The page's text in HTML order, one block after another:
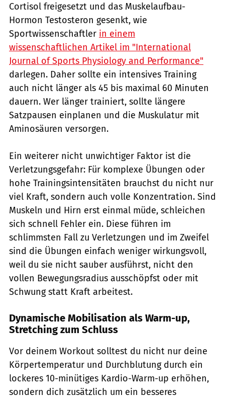
Cortisol freigesetzt und das Muskelaufbau-
Hormon Testosteron gesenkt, wie
Sportwissenschaftler in einem
wissenschaftlichen Artikel im "International
Journal of Sports Physiology and Performance"
darlegen. Daher sollte ein intensives Training
auch nicht länger als 45 bis maximal 60 Minuten
dauern. Wer länger trainiert, sollte längere
Satzpausen einplanen und die Muskulatur mit
Aminosäuren versorgen.
Ein weiterer nicht unwichtiger Faktor ist die
Verletzungsgefahr: Für komplexe Übungen oder
hohe Trainingsintensitäten brauchst du nicht nur
viel Kraft, sondern auch volle Konzentration. Sind
Muskeln und Hirn erst einmal müde, schleichen
sich schnell Fehler ein. Diese führen im
schlimmsten Fall zu Verletzungen und im Zweifel
sind die Übungen einfach weniger wirkungsvoll,
weil du sie nicht sauber ausführst, nicht den
vollen Bewegungsradius ausschöpfst oder mit
Schwung statt Kraft arbeitest.
Dynamische Mobilisation als Warm-up,
Stretching zum Schluss
Vor deinem Workout solltest du nicht nur deine
Körpertemperatur und Durchblutung durch ein
lockeres 10-minütiges Kardio-Warm-up erhöhen,
sondern dich zusätzlich um ein besseres